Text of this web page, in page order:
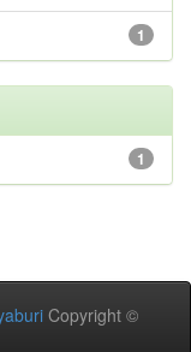
1
1
Copyright ©